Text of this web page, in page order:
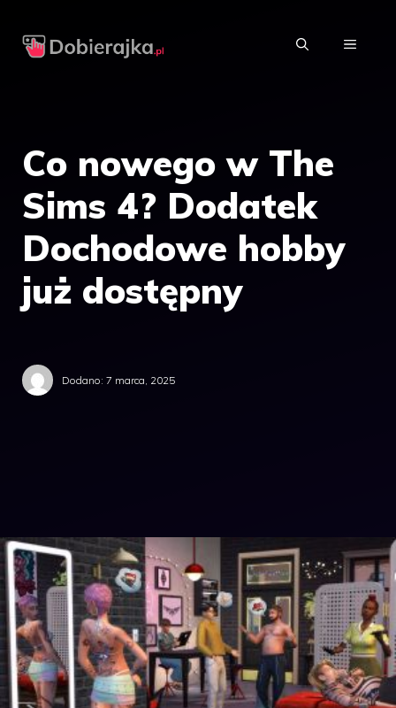
MENU
Co nowego w The
Sims 4? Dodatek
Dochodowe hobby
już dostępny
Dodano: 7 marca, 2025